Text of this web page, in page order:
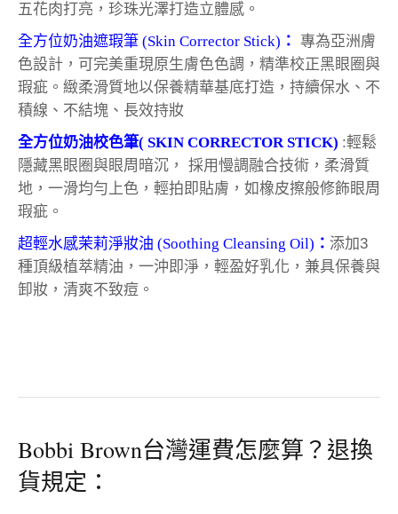
五花肉打亮，珍珠光澤打造立體感。
全方位奶油遮瑕筆 (Skin Corrector Stick) ： 專為亞洲膚
色設計， 可完美重現原生膚色色調 ，精準校正黑眼圈與
瑕疵。 緻柔滑質地以保養精華基底打造，持續保水、不
積線、不結塊、長效持妝
全方位奶油校色筆( SKIN CORRECTOR STICK) :輕鬆
隱藏黑眼圈與眼周暗沉， 採用慢調融合技術，柔滑質
地，一滑均勻上色，輕拍即貼膚，如橡皮擦般修飾眼周
瑕疵。
超輕水感茉莉淨妝油 (Soothing Cleansing Oil) ： 添加3
種頂級植萃精油，一沖即淨，輕盈好乳化，兼具保養與
卸妝，清爽不致痘。
Bobbi Brown台灣運費怎麼算？退換
貨規定：